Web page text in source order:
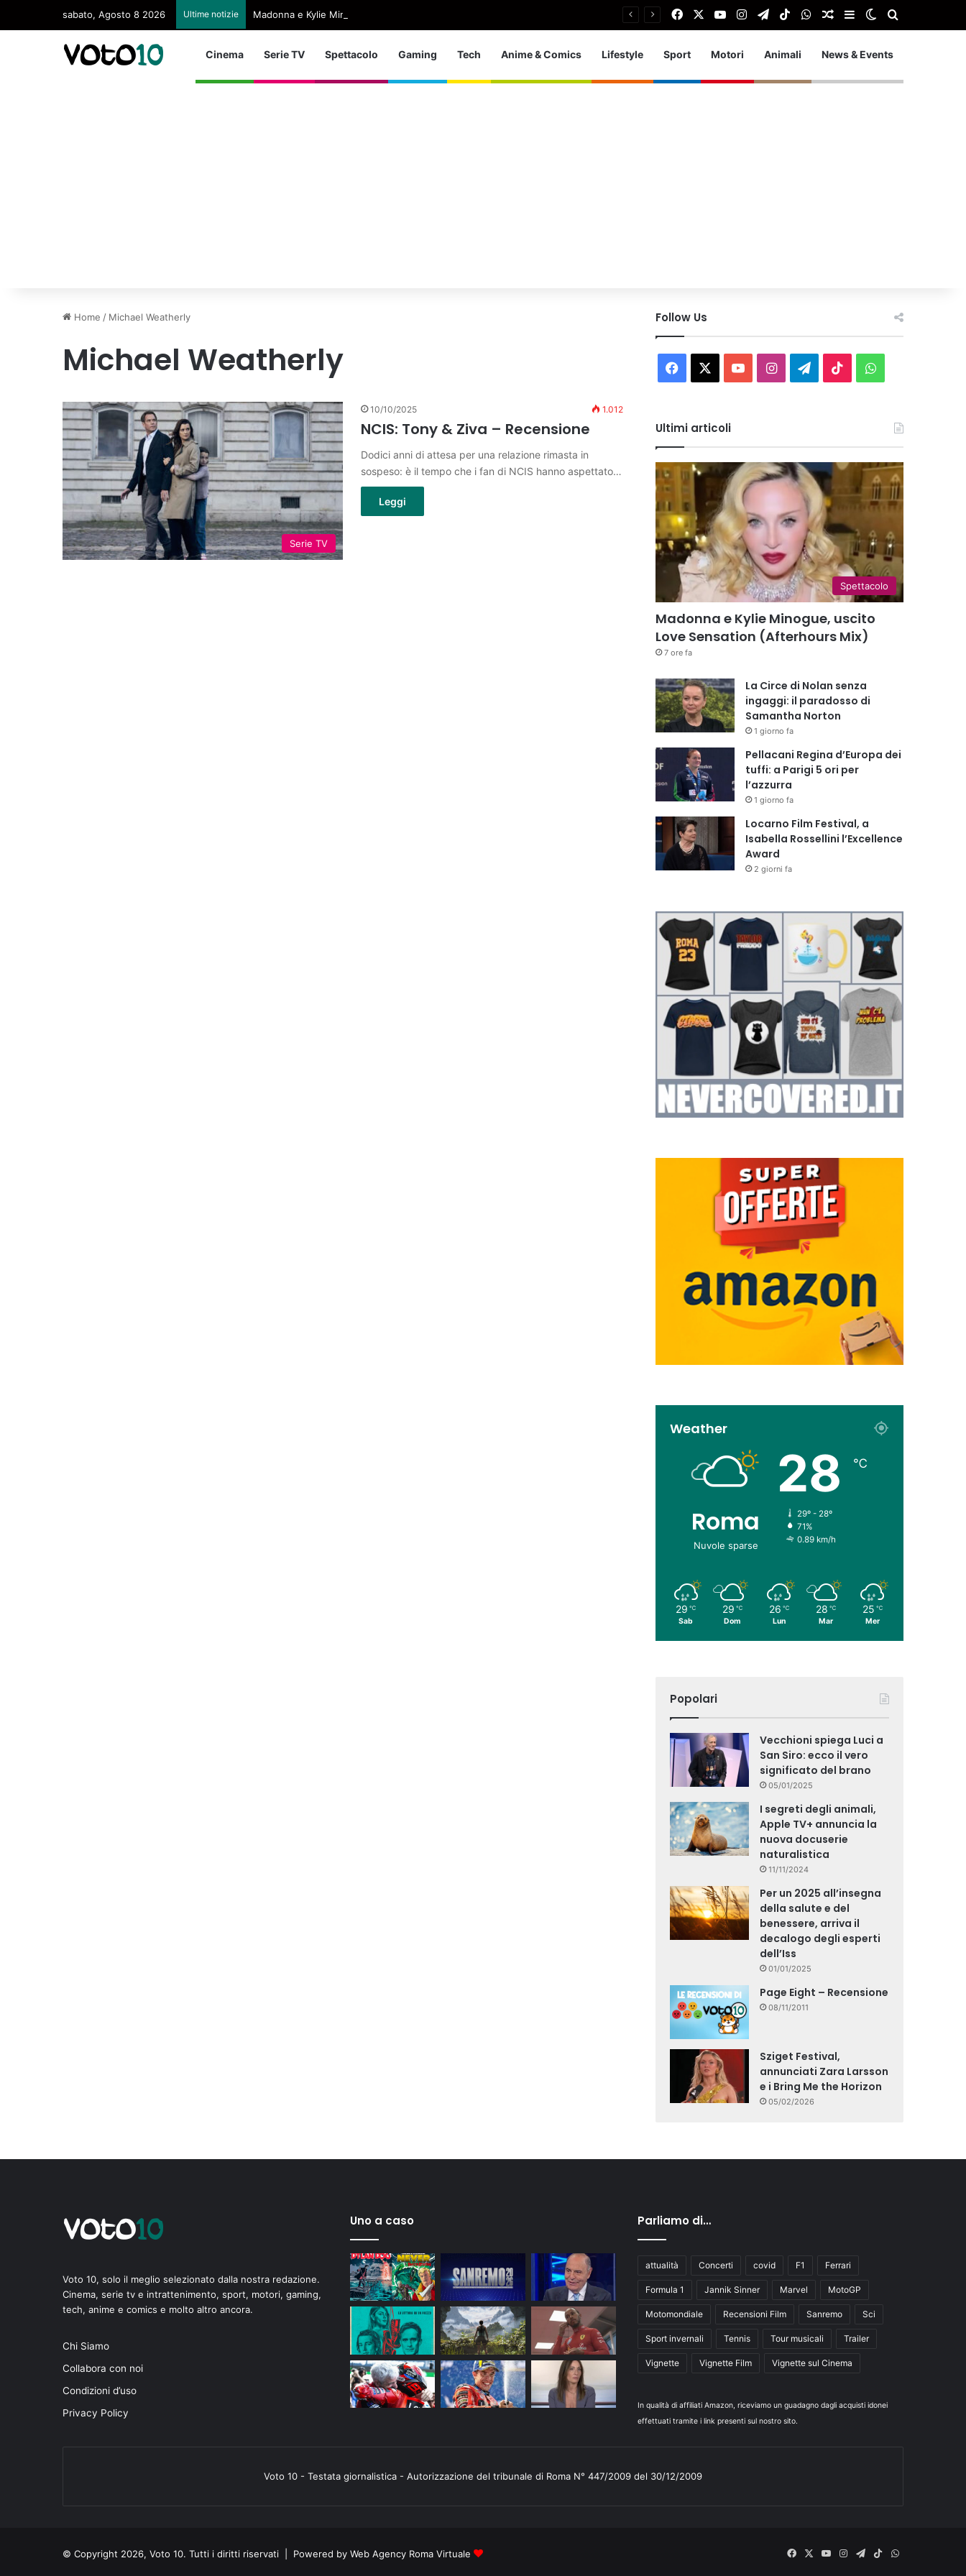
sabato, Agosto 8 2026 Ultime notizie Madonna e Kylie Minogue, uscito Love Sensation (Afterhours Mix) FacebookYou TubeInstagram
TelegramTikTokWhatsApp
Articolo Random
Barra laterale
Cambia aspetto
Cinema Serie TV Spettacolo Gaming Tech Anime & Comics Lifestyle Sport Motori Animali News & Events
Home / Michael Weatherly
Michael Weatherly
Serie TV
10/10/2025 1.012
NCIS: Tony & Ziva – Recensione
Dodici anni di attesa per una relazione rimasta in
sospeso: è il tempo che i fan di NCIS hanno aspettato…
Leggi
Follow Us
Facebook You InstagramTelegram
TikTokWhatsApp
Ultimi articoli
Spettacolo
Madonna e Kylie Minogue, uscito
Love Sensation (Afterhours Mix)
7 ore fa
La Circe di Nolan senza
ingaggi: il paradosso di
Samantha Norton
1 giorno fa
Pellacani Regina d’Europa dei
tuffi: a Parigi 5 ori per
l’azzurra
1 giorno fa
Locarno Film Festival, a
Isabella Rossellini l’Excellence
Award
2 giorni fa
Weather
Roma
Nuvole sparse
28 ℃
29º - 28º
71%
0.89 km/h
29 ℃
Sab
29 ℃
Dom
26 ℃
Lun
28 ℃
Mar
25 ℃
Mer
Popolari
Vecchioni spiega Luci a
San Siro: ecco il vero
significato del brano
05/01/2025
I segreti degli animali,
Apple TV+ annuncia la
nuova docuserie
naturalistica
11/11/2024
Per un 2025 all’insegna
della salute e del
benessere, arriva il
decalogo degli esperti
dell’Iss
01/01/2025
Page Eight – Recensione
08/11/2011
Sziget Festival,
annunciati Zara Larsson
e i Bring Me the Horizon
05/02/2026
Voto 10, solo il meglio selezionato dalla nostra redazione.
Cinema, serie tv e intrattenimento, sport, motori, gaming,
tech, anime e comics e molto altro ancora.
Chi Siamo
Collabora con noi
Condizioni d’uso
Privacy Policy
Uno a caso Parliamo di…
attualità Concerti covid F1 Ferrari
Formula 1 Jannik Sinner Marvel MotoGP
Motomondiale Recensioni Film Sanremo Sci
Sport invernali Tennis Tour musicali Trailer
Vignette Vignette Film Vignette sul Cinema
In qualità di affiliati Amazon, riceviamo un guadagno dagli acquisti idonei
effettuati tramite i link presenti sul nostro sito.
Voto 10 - Testata giornalistica - Autorizzazione del tribunale di Roma N° 447/2009 del 30/12/2009
© Copyright 2026, Voto 10. Tutti i diritti riservati | Powered by Web Agency Roma Virtuale Facebook
X
YouInstagram
Telegram
TikTokWhatsApp